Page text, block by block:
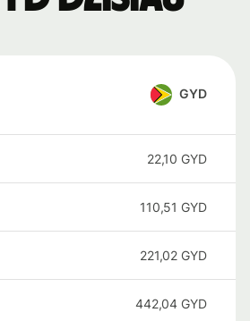
GYD
22,10 GYD
110,51 GYD
221,02 GYD
442,04 GYD